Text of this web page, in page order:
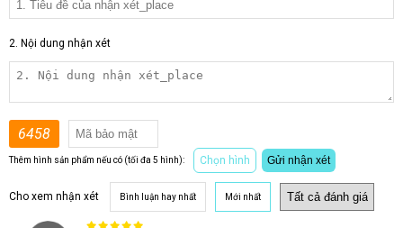
2. Nội dung nhận xét
6458
Thêm hình sản phẩm nếu có (tối đa 5 hình): Chọn hình Gửi nhận xét
Cho xem nhận xét Bình luận hay nhất Mới nhất